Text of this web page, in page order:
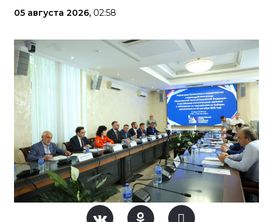
05 августа 2026, 02:58